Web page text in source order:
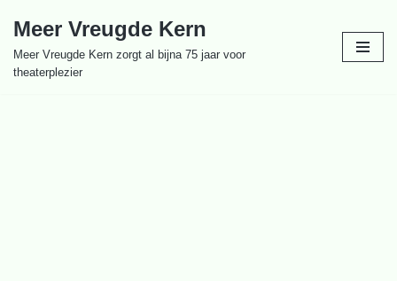
Ga
naar
Meer Vreugde Kern
Meer Vreugde Kern zorgt al bijna 75 jaar voor
theaterplezier